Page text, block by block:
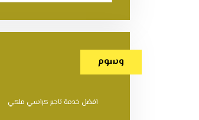
وسوم
افضل خدمة تاجير كراسي ملكي